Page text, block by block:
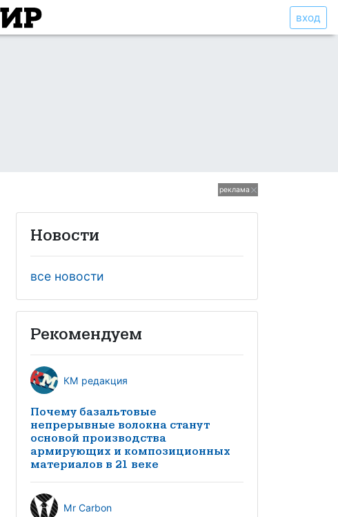
вход
реклама
Новости
все новости
Рекомендуем
КМ редакция
Почему базальтовые
непрерывные волокна станут
основой производства
армирующих и композиционных
материалов в 21 веке
Mr Carbon